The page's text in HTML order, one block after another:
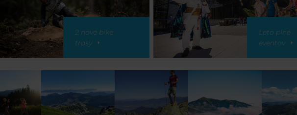
2 nové bike
trasy
Leto plné
eventov